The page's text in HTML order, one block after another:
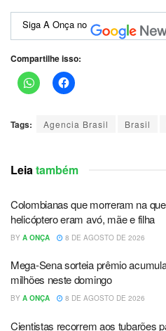
Siga A Onça no
Compartilhe isso:
Tags: Agencia Brasil Brasil
Leia também
Colombianas que morreram na
helicóptero eram avó, mãe e filha
BY A ONÇA 8 DE AGOSTO DE 2026
Mega-Sena sorteia prêmio
milhões neste domingo
BY A ONÇA 8 DE AGOSTO DE 2026
Cientistas recorrem aos tubarões